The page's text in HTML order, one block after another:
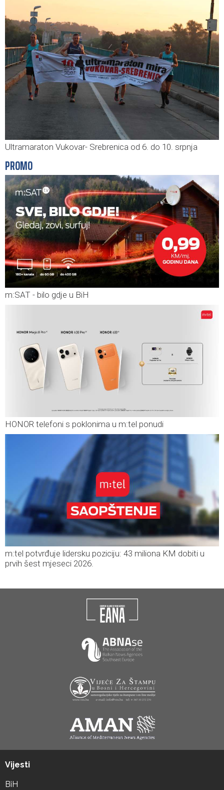
Ultramaraton Vukovar- Srebrenica od 6. do 10. srpnja
PROMO
m:SAT - bilo gdje u BiH
HONOR telefoni s poklonima u m:tel ponudi
m:tel potvrđuje lidersku poziciju: 43 miliona KM dobiti u
prvih šest mjeseci 2026.
Vijesti
BiH